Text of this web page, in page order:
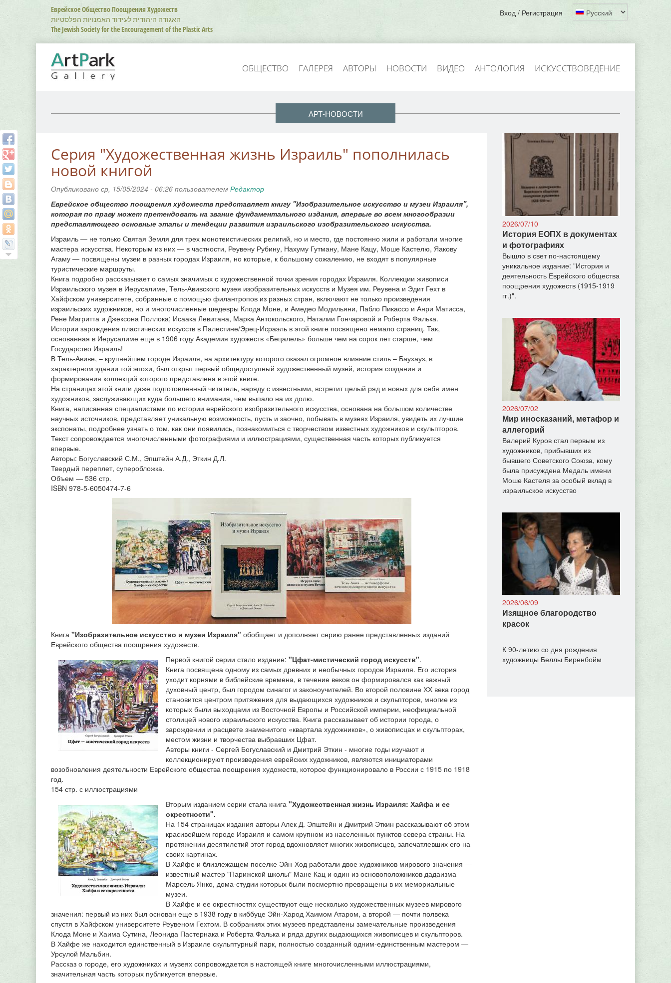
Еврейское Общество Поощрения Художеств
האגודה היהודית לעידוד האמנויות הפלסטיות
The Jewish Society for the Encouragement of the Plastic Arts
Вход / Регистрация
ОБЩЕСТВО ГАЛЕРЕЯ АВТОРЫ НОВОСТИ ВИДЕО АНТОЛОГИЯ ИСКУССТВОВЕДЕНИЕ
АРТ-НОВОСТИ
Серия "Художественная жизнь Израиль" пополнилась
новой книгой
Опубликовано ср, 15/05/2024 - 06:26 пользователем Редактор
Еврейское общество поощрения художеств представляет книгу "Изобразительное искусство и музеи Израиля",
которая по праву может претендовать на звание фундаментального издания, впервые во всем многообразии
представляющего основные этапы и тендеции развития израильского изобразительского искусства.
Израиль — не только Святая Земля для трех монотеистических религий, но и место, где постоянно жили и работали многие
мастера искусства. Некоторым из них — в частности, Реувену Рубину, Нахуму Гутману, Мане Кацу, Моше Кастелю, Яакову
Агаму — посвящены музеи в разных городах Израиля, но которые, к большому сожалению, не входят в популярные
туристические маршруты.
Книга подробно рассказывает о самых значимых с художественной точки зрения городах Израиля. Коллекции живописи
Израильского музея в Иерусалиме, Тель-Авивского музея изобразительных искусств и Музея им. Реувена и Эдит Гехт в
Хайфском университете, собранные с помощью филантропов из разных стран, включают не только произведения
израильских художников, но и многочисленные шедевры Клода Моне, и Амедео Модильяни, Пабло Пикассо и Анри Матисса,
Рене Магритта и Джексона Поллока; Исаака Левитана, Марка Антокольского, Наталии Гончаровой и Роберта Фалька.
Истории зарождения пластических искусств в Палестине/Эрец-Исраэль в этой книге посвящено немало страниц. Так,
основанная в Иерусалиме еще в 1906 году Академия художеств «Бецалель» больше чем на сорок лет старше, чем
Государство Израиль!
В Тель-Авиве, – крупнейшем городе Израиля, на архитектуру которого оказал огромное влияние стиль – Баухауз, в
характерном здании той эпохи, был открыт первый общедоступный художественный музей, история создания и
формирования коллекций которого представлена в этой книге.
На страницах этой книги даже подготовленный читатель, наряду с известными, встретит целый ряд и новых для себя имен
художников, заслуживающих куда большего внимания, чем выпало на их долю.
Книга, написанная специалистами по истории еврейского изобразительного искусства, основана на большом количестве
научных источников, представляет уникальную возможность, пусть и заочно, побывать в музеях Израиля, увидеть их лучшие
экспонаты, подробнее узнать о том, как они появились, познакомиться с творчеством известных художников и скульпторов.
Текст сопровождается многочисленными фотографиями и иллюстрациями, существенная часть которых публикуется
впервые.
Авторы: Богуславский С.М., Эпштейн А.Д., Эткин Д.Л.
Твердый переплет, суперобложка.
Объем — 536 стр.
ISBN 978-5-6050474-7-6
Книга "Изобразительное искусство и музеи Израиля" обобщает и дополняет серию ранее представленных изданий
Еврейского общества поощрения художеств.
Первой книгой серии стало издание: "Цфат-мистический город искусств".
Книга посвящена одному из самых древних и необычных городов Израиля. Его история
уходит корнями в библейские времена, в течение веков он формировался как важный
духовный центр, был городом синагог и законоучителей. Во второй половине ХХ века город
становится центром притяжения для выдающихся художников и скульпторов, многие из
которых были выходцами из Восточной Европы и Российской империи, неофициальной
столицей нового израильского искусства. Книга рассказывает об истории города, о
зарождении и расцвете знаменитого «квартала художников», о живописцах и скульпторах,
местом жизни и творчества выбравших Цфат.
Авторы книги - Сергей Богуславский и Дмитрий Эткин - многие годы изучают и
коллекционируют произведения еврейских художников, являются инициаторами
возобновления деятельности Еврейского общества поощрения художеств, которое функционировало в России с 1915 по 1918
год.
154 стр. с иллюстрациями
Вторым изданием серии стала книга "Художественная жизнь Израиля: Хайфа и ее
окрестности".
На 154 страницах издания авторы Алек Д. Эпштейн и Дмитрий Эткин рассказывают об этом
красивейшем городе Израиля и самом крупном из населенных пунктов севера страны. На
протяжении десятилетий этот город вдохновляет многих живописцев, запечатлевших его на
своих картинах.
В Хайфе и близлежащем поселке Эйн-Ход работали двое художников мирового значения —
известный мастер "Парижской школы" Мане Кац и один из основоположников дадаизма
Марсель Янко, дома-студии которых были посмертно превращены в их мемориальные
музеи.
В Хайфе и ее окрестностях существуют еще несколько художественных музеев мирового
значения: первый из них был основан еще в 1938 году в киббуце Эйн-Харод Хаимом Атаром, а второй — почти полвека
спустя в Хайфском университете Реувеном Гехтом. В собраниях этих музеев представлены замечательные произведения
Клода Моне и Хаима Сутина, Леонида Пастернака и Роберта Фалька и ряда других выдающихся живописцев и скульпторов.
В Хайфе же находится единственный в Израиле скульптурный парк, полностью созданный одним-единственным мастером —
Урсулой Мальбин.
Рассказ о городе, его художниках и музеях сопровождается в настоящей книге многочисленными иллюстрациями,
значительная часть которых публикуется впервые.
2026/07/10
История ЕОПХ в документах
и фотографиях
Вышло в свет по-настоящему
уникальное издание: "История и
деятельность Еврейского общества
поощрения художеств (1915-1919
гг.)".
2026/07/02
Мир иносказаний, метафор и
аллегорий
Валерий Куров стал первым из
художников, прибывших из
бывшего Советского Союза, кому
была присуждена Медаль имени
Моше Кастеля за особый вклад в
израильское искусство
2026/06/09
Изящное благородство
красок
К 90-летию со дня рождения
художницы Беллы Биренбойм